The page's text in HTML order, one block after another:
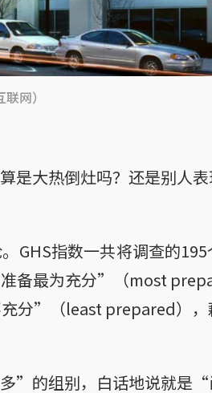
网）
是大热倒灶吗？还是别人
GHS指数一共将调查的
备最为充分”（most
分”（least prepared），
”的组别，白话地说就是